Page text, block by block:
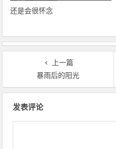
还是会很怀念
上一篇
暴雨后的阳光
发表评论